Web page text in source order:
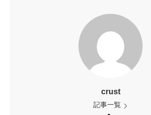
crust
記事一覧